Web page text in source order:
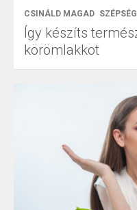
CSINÁLD MAGAD
Így készíts
körömlakkot